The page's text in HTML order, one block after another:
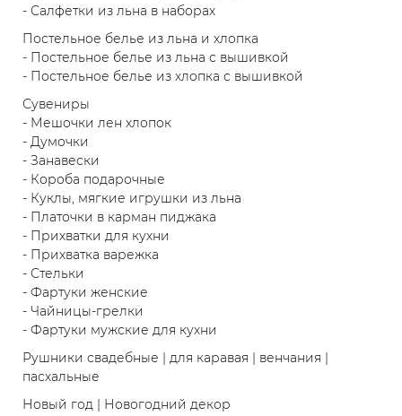
- Салфетки из льна в наборах
Постельное белье из льна и хлопка
- Постельное белье из льна с вышивкой
- Постельное белье из хлопка с вышивкой
Сувениры
- Мешочки лен хлопок
- Думочки
- Занавески
- Короба подарочные
- Куклы, мягкие игрушки из льна
- Платочки в карман пиджака
- Прихватки для кухни
- Прихватка варежка
- Стельки
- Фартуки женские
- Чайницы-грелки
- Фартуки мужские для кухни
Рушники свадебные | для каравая | венчания |
пасхальные
Новый год | Новогодний декор